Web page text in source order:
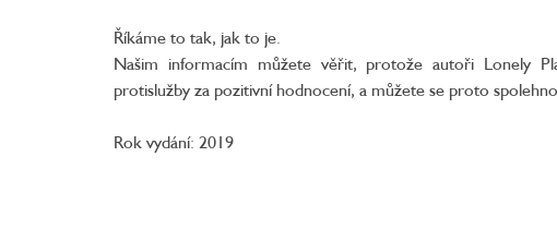
Říkáme to tak, jak to je.
Našim informacím můžete věřit, protože autoři Lonely
protislužby za pozitivní hodnocení, a můžete se proto
Rok vydání: 2019